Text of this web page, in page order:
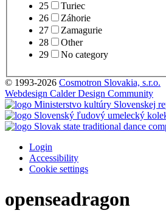
25
Turiec
26
Záhorie
27
Zamagurie
28
Other
29
No category
© 1993-2026 Cosmotron Slovakia, s.r.o.
Webdesign Calder Design Community
Login
Accessibility
Cookie settings
openseadragon